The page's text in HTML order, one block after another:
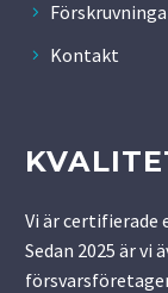
Kontakt
Vi är certifierade
Sedan 2025 är vi